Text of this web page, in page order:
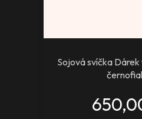
Sojová svíčka Dárek